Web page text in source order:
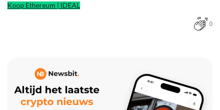
Koop Ethereum | IDEAL
0